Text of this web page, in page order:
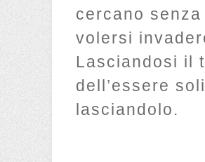
cercano senza
volersi
Lasciandosi il
dell’essere
lasciandolo.